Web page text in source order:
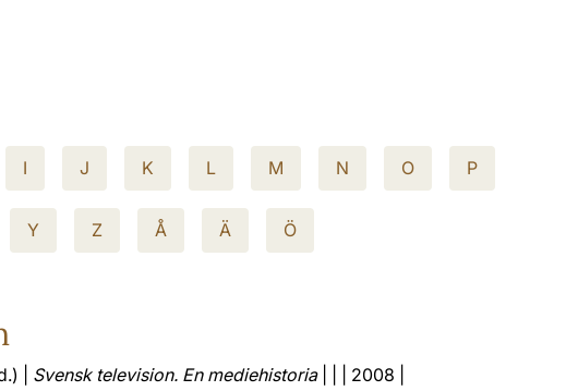
I J K L M N O P
Y Z Å Ä Ö
| Svensk television. En mediehistoria| | | 2008 |